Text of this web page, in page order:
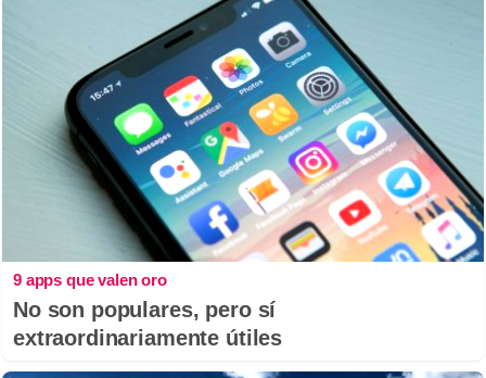
9 apps que valen oro
No son populares, pero sí
extraordinariamente útiles